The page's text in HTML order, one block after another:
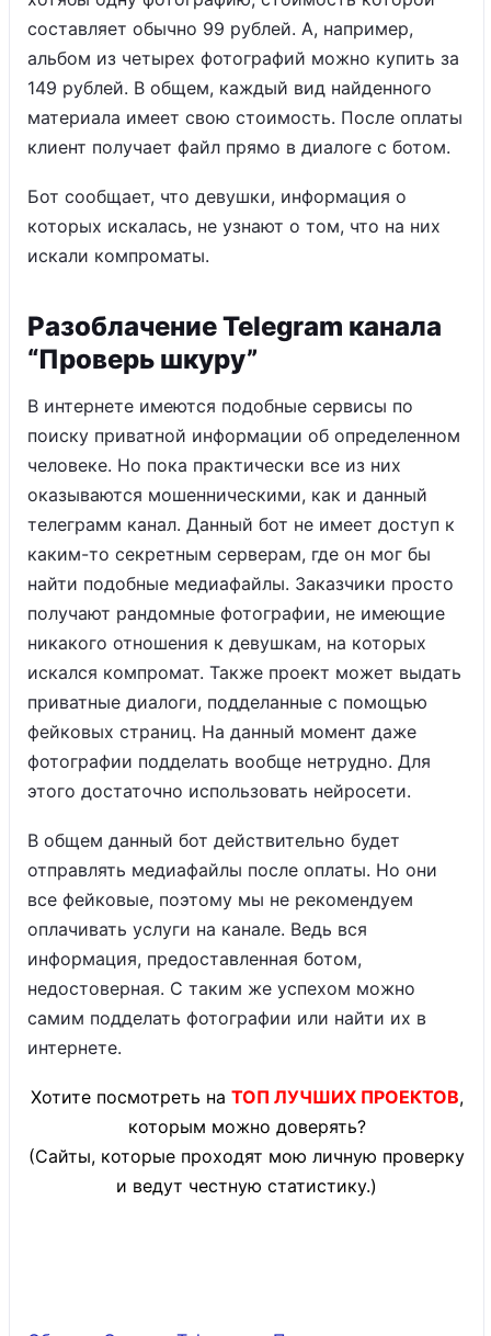
составляет обычно 99 рублей. А, например,
альбом из четырех фотографий можно купить за
149 рублей. В общем, каждый вид найденного
материала имеет свою стоимость. После оплаты
клиент получает файл прямо в диалоге с ботом.
Бот сообщает, что девушки, информация о
которых искалась, не узнают о том, что на них
искали компроматы.
Разоблачение Telegram канала
“Проверь шкуру”
В интернете имеются подобные сервисы по
поиску приватной информации об определенном
человеке. Но пока практически все из них
оказываются мошенническими, как и данный
телеграмм канал. Данный бот не имеет доступ к
каким-то секретным серверам, где он мог бы
найти подобные медиафайлы. Заказчики просто
получают рандомные фотографии, не имеющие
никакого отношения к девушкам, на которых
искался компромат. Также проект может выдать
приватные диалоги, подделанные с помощью
фейковых страниц. На данный момент даже
фотографии подделать вообще нетрудно. Для
этого достаточно использовать нейросети.
В общем данный бот действительно будет
отправлять медиафайлы после оплаты. Но они
все фейковые, поэтому мы не рекомендуем
оплачивать услуги на канале. Ведь вся
информация, предоставленная ботом,
недостоверная. С таким же успехом можно
самим подделать фотографии или найти их в
интернете.
Хотите посмотреть на ТОП ЛУЧШИХ ПРОЕКТОВ,
которым можно доверять?
(Сайты, которые проходят мою личную проверку
и ведут честную статистику.)